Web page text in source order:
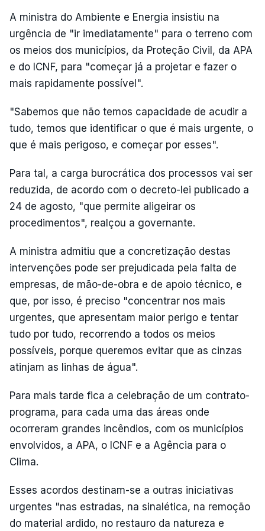
A ministra do Ambiente e Energia insistiu na
urgência de "ir imediatamente" para o terreno com
os meios dos municípios, da Proteção Civil, da APA
e do ICNF, para "começar já a projetar e fazer o
mais rapidamente possível".
"Sabemos que não temos capacidade de acudir a
tudo, temos que identificar o que é mais urgente, o
que é mais perigoso, e começar por esses".
Para tal, a carga burocrática dos processos vai ser
reduzida, de acordo com o decreto-lei publicado a
24 de agosto, "que permite aligeirar os
procedimentos", realçou a governante.
A ministra admitiu que a concretização destas
intervenções pode ser prejudicada pela falta de
empresas, de mão-de-obra e de apoio técnico, e
que, por isso, é preciso "concentrar nos mais
urgentes, que apresentam maior perigo e tentar
tudo por tudo, recorrendo a todos os meios
possíveis, porque queremos evitar que as cinzas
atinjam as linhas de água".
Para mais tarde fica a celebração de um contrato-
programa, para cada uma das áreas onde
ocorreram grandes incêndios, com os municípios
envolvidos, a APA, o ICNF e a Agência para o
Clima.
Esses acordos destinam-se a outras iniciativas
urgentes "nas estradas, na sinalética, na remoção
do material ardido, no restauro da natureza e